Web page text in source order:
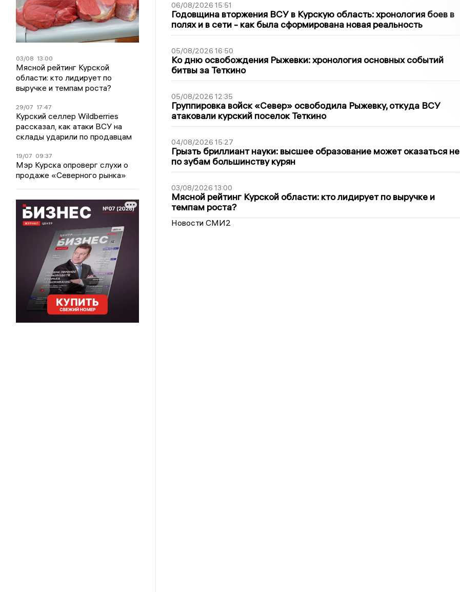
03/08 13:00
Мясной рейтинг Курской
области: кто лидирует по
выручке и темпам роста?
29/07 17:47
Курский селлер Wildberries
рассказал, как атаки ВСУ на
склады ударили по продавцам
19/07 09:37
Мэр Курска опроверг слухи о
продаже «Северного рынка»
06/08/2026 15:51
Годовщина вторжения ВСУ в Курскую область: хронология боев в
полях и в сети - как была сформирована новая реальность
05/08/2026 16:50
Ко дню освобождения Рыжевки: хронология основных событий
битвы за Теткино
05/08/2026 12:35
Группировка войск «Север» освободила Рыжевку, откуда ВСУ
атаковали курский поселок Теткино
04/08/2026 15:27
Грызть бриллиант науки: высшее образование может оказаться не
по зубам большинству курян
03/08/2026 13:00
Мясной рейтинг Курской области: кто лидирует по выручке и
темпам роста?
Новости СМИ2